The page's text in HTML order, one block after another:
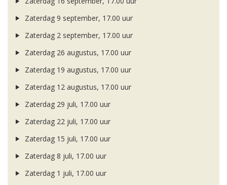
Zaterdag 9 september, 17.00 uur
Zaterdag 2 september, 17.00 uur
Zaterdag 26 augustus, 17.00 uur
Zaterdag 19 augustus, 17.00 uur
Zaterdag 12 augustus, 17.00 uur
Zaterdag 29 juli, 17.00 uur
Zaterdag 22 juli, 17.00 uur
Zaterdag 15 juli, 17.00 uur
Zaterdag 8 juli, 17.00 uur
Zaterdag 1 juli, 17.00 uur